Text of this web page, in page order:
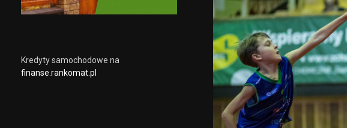
Kredyty samochodowe na
finanse.rankomat.pl